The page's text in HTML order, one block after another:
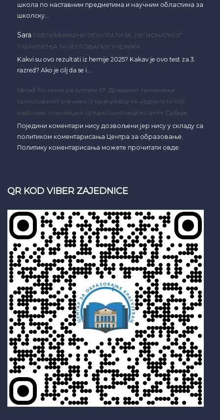
школа по наставним предметима и научним областима за
школску…
Sara ПРЕЛИМИНАРНИ РЕЗУЛТАТИ 68. РЕГИОНАЛНОГ
ТАКМИЧЕЊА ТАЛЕНТОВАНИХ УЧЕНИКА
Kakvi su ovo rezultati iz hemije 2025? Kakav je ovo test za 3.
razred? Ako je cilj da se i…
Nenad Коначни резултати 67. Државног такмичења
талентованих ученика: У Крагујевцу се надметало 649
најбољих основаца и средњошколаца из целе Србије
Поједини коментари нису дозвољени јер нису у складу са
политиком коментарисања Центра за образовање.
Политику коментарисања можете прочитати овде.
QR KOD VIBER ZAJEDNICE